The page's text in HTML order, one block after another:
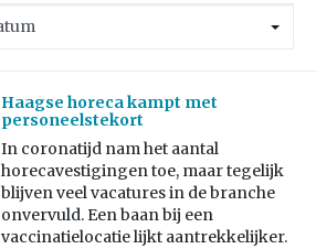
Haagse horeca kampt met
personeelstekort
In coronatijd nam het aantal
horecavestigingen toe, maar tegelijk
blijven veel vacatures in de branche
onvervuld. Een baan bij een
vaccinatielocatie lijkt aantrekkelijker.